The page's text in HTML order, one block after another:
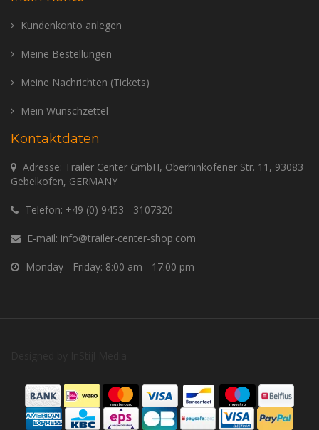
Kundenkonto anlegen
Meine Bestellungen
Meine Nachrichten (Tickets)
Mein Wunschzettel
Kontaktdaten
Adresse: Trailer Center GmbH, Oberhinkofener Str. 11, 93083
Gebelkofen, GERMANY
Telefon: +49 (0) 9453 - 3107320
E-mail: info@trailer-center-shop.com
Monday - Friday: 8:00 am - 17:00 pm